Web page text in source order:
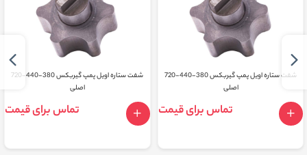
شفت ستاره اویل پمپ گیربکس 380-440-720
اصلی
تماس برای قیمت
شفت ستاره اویل پمپ گیربکس 380-440-720
اصلی
تماس برای قیمت